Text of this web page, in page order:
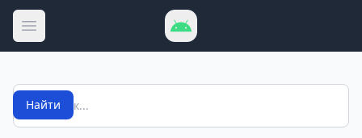
Открыть меню
Поиск
Найти